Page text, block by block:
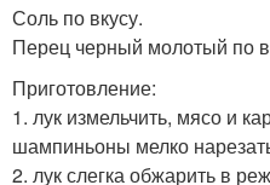
Соль по вкусу.
Перец черный молотый по
Приготовление:
1. лук измельчить, мясо и
шампиньоны мелко
2. лук слегка обжарить в